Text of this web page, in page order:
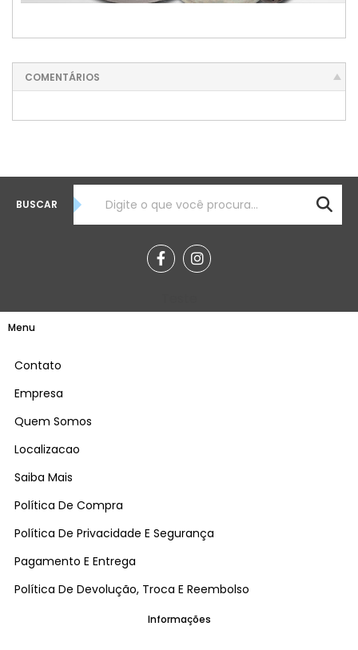
COMENTÁRIOS
BUSCAR
Menu
Contato
Empresa
Quem Somos
Localizacao
Saiba Mais
Política De Compra
Política De Privacidade E Segurança
Pagamento E Entrega
Política De Devolução, Troca E Reembolso
Informações